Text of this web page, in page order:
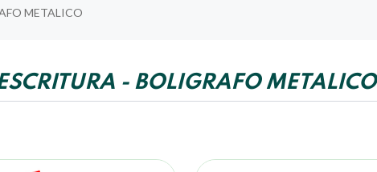
METALICO
- BOLIGRAFO METALICO